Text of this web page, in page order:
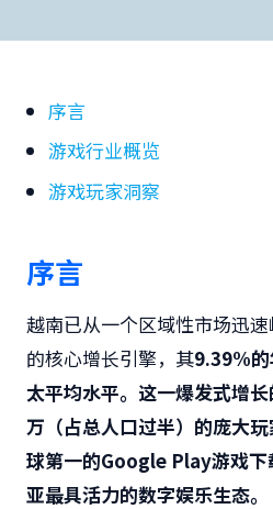
序言
游戏行业概览
游戏玩家洞察
序言
越南已从一个区域性市场迅
的核心增长引擎，其9.39%
太平均水平。这一爆发式增
万（占总人口过半）的庞大
球第一的Google Play游戏
亚最具活力的数字娱乐生态。